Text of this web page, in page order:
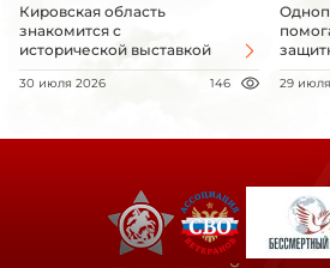
Кировская область
знакомится с
исторической выставкой
30 июля 2026 146 29